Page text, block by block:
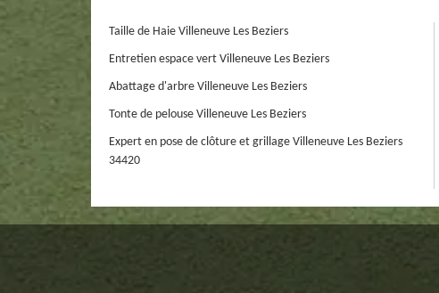
Taille de Haie Villeneuve Les Beziers
Entretien espace vert Villeneuve Les Beziers
Abattage d'arbre Villeneuve Les Beziers
Tonte de pelouse Villeneuve Les Beziers
Expert en pose de clôture et grillage Villeneuve Les Beziers
34420